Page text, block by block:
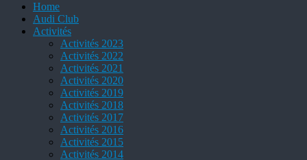
Home
Audi Club
Activités
Activités 2023
Activités 2022
Activités 2021
Activités 2020
Activités 2019
Activités 2018
Activités 2017
Activités 2016
Activités 2015
Activités 2014